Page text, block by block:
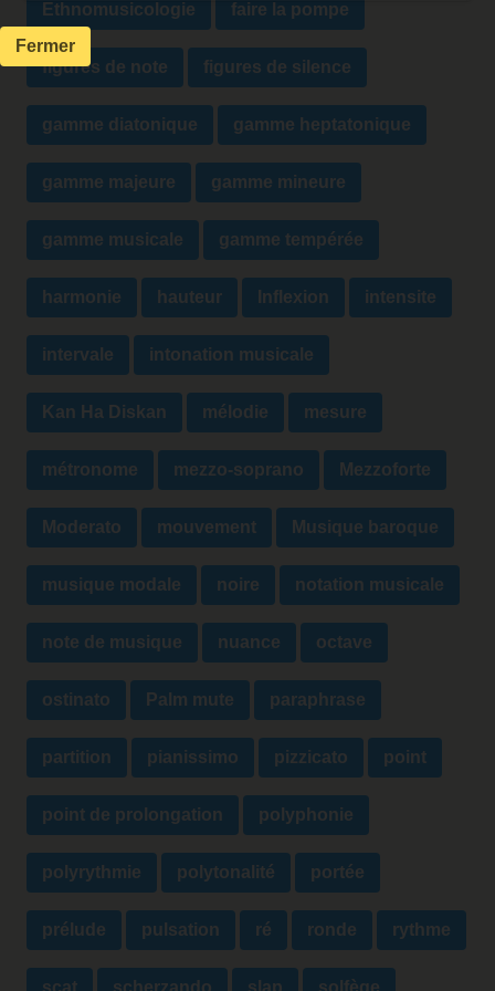
Ethnomusicologie faire la pompe
figures de note figures de silence
gamme diatonique gamme heptatonique
gamme majeure gamme mineure
gamme musicale gamme tempérée
harmonie hauteur Inflexion intensite
intervale intonation musicale
Kan Ha Diskan mélodie mesure
métronome mezzo-soprano Mezzoforte
Moderato mouvement Musique baroque
musique modale noire notation musicale
note de musique nuance octave
ostinato Palm mute paraphrase
partition pianissimo pizzicato point
point de prolongation polyphonie
polyrythmie polytonalité portée
prélude pulsation ré ronde rythme
Fermer